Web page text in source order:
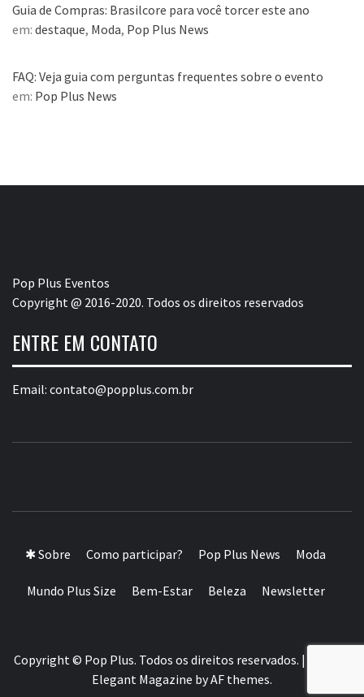
Guia de Compras: Brasilcore para você torcer este ano
em: destaque, Moda, Pop Plus News
FAQ: Veja guia com perguntas frequentes sobre o evento
em: Pop Plus News
Pop Plus Eventos
Copyright @ 2016-2020. Todos os direitos reservados
ENTRE EM CONTATO
Email: contato@popplus.com.br
✱ Sobre Como participar? Pop Plus News Moda
Mundo Plus Size Bem-Estar Beleza Newsletter
Copyright © Pop Plus. Todos os direitos reservados. |
Elegant Magazine byAF themes.